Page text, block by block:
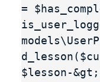
=
$lesson-